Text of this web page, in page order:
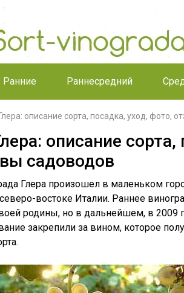
Ранние Раннесредний
описание сорта, посадка, уход, фото,
описание сорта,
садоводов
Глера произошел в маленьком
востоке Италии. Раннее
родины, но в дальнейшем, в 2009
закрепили за вином, которое